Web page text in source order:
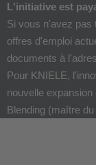
L'initiative est
Si vous n'avez pas
offres d'emploi
documents à
Pour KNIELE,
nouvelle
Blending (maître